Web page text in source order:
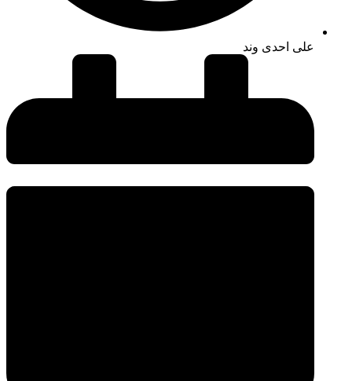
علی احدی وند